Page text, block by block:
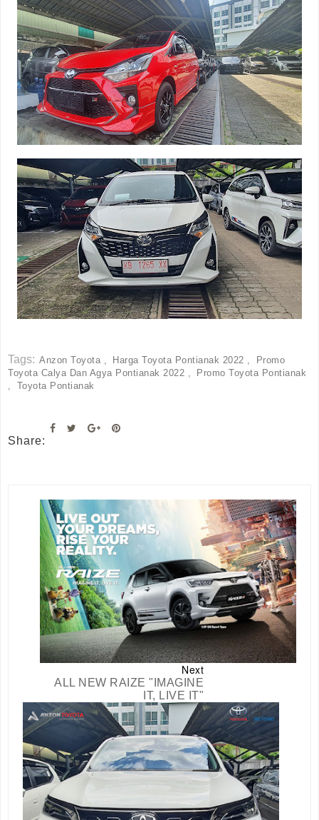
Tags: Anzon Toyota Harga Toyota Pontianak 2022
Promo
Toyota Calya Dan Agya Pontianak 2022
Promo Toyota Pontianak
Toyota Pontianak
Share:
Next
ALL NEW RAIZE "IMAGINE
IT, LIVE IT"